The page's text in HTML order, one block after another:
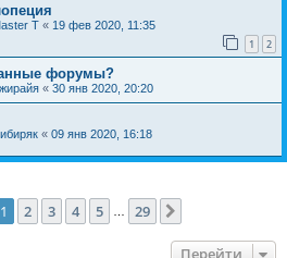
T « 19 фев 2020, 11:35
1 2
форумы?
« 30 янв 2020, 20:20
« 09 янв 2020, 16:18
из 29
1 2 3 4 5 29
Перейти